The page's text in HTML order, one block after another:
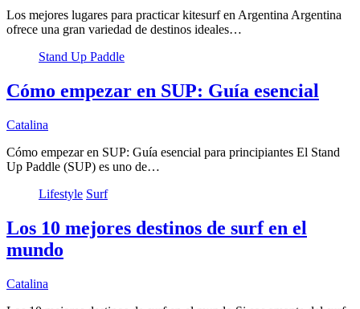
Los mejores lugares para practicar kitesurf en Argentina Argentina
ofrece una gran variedad de destinos ideales…
Stand Up Paddle
Cómo empezar en SUP: Guía esencial
Catalina
Cómo empezar en SUP: Guía esencial para principiantes El Stand
Up Paddle (SUP) es uno de…
Lifestyle Surf
Los 10 mejores destinos de surf en el
mundo
Catalina